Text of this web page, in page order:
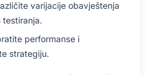
varijacije obavještenja
testiranja.
performanse i
strategiju.